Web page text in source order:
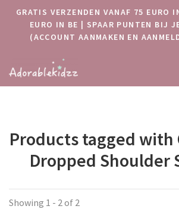
GRATIS VERZENDEN VANAF 75 EURO
EURO IN BE | SPAAR PUNTEN BIJ
(ACCOUNT AANMAKEN EN
Products tagged with
Dropped Shoulder
Showing 1 - 2 of 2